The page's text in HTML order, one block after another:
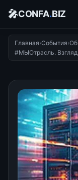
🎤CONFA.BIZ
Главная›События›
#МЫОтрасль. Взгляд